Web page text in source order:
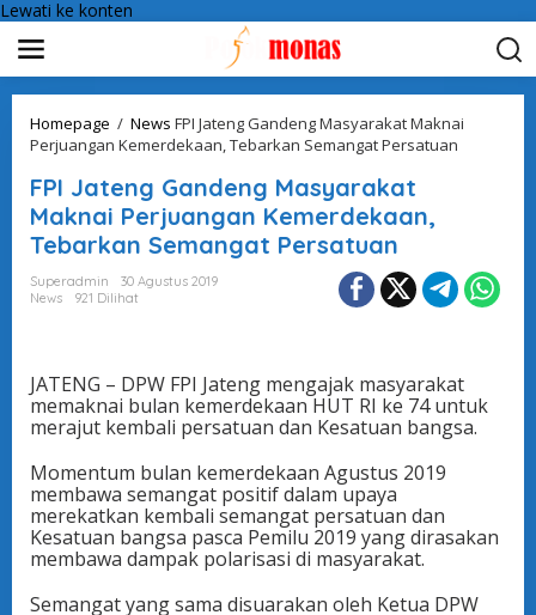
Lewati ke konten
Homepage / News FPI Jateng Gandeng Masyarakat Maknai
Perjuangan Kemerdekaan, Tebarkan Semangat Persatuan
FPI Jateng Gandeng Masyarakat
Maknai Perjuangan Kemerdekaan,
Tebarkan Semangat Persatuan
Superadmin
30 Agustus 2019
News
921 Dilihat
JATENG – DPW FPI Jateng mengajak masyarakat
memaknai bulan kemerdekaan HUT RI ke 74 untuk
merajut kembali persatuan dan Kesatuan bangsa.
Momentum bulan kemerdekaan Agustus 2019
membawa semangat positif dalam upaya
merekatkan kembali semangat persatuan dan
Kesatuan bangsa pasca Pemilu 2019 yang dirasakan
membawa dampak polarisasi di masyarakat.
Semangat yang sama disuarakan oleh Ketua DPW